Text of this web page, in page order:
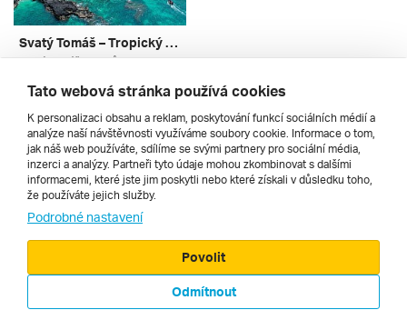
Svatý Tomáš – Tropický Ráj Na Rovníku ***
Svatý Tomáš, Princův Ostrov, Svatý Tomáš A Princův Ostrov
11. 2. – 19. 2. 2027
89 709 Kč
Cestopisy
Tato webová stránka používá cookies
K personalizaci obsahu a reklam, poskytování funkcí sociálních médií a
analýze naší návštěvnosti využíváme soubory cookie. Informace o tom,
jak náš web používáte, sdílíme se svými partnery pro sociální média,
inzerci a analýzy. Partneři tyto údaje mohou zkombinovat s dalšími
informacemi, které jste jim poskytli nebo které získali v důsledku toho,
že používáte jejich služby.
Podrobné nastavení
Odmítnout
Povolit